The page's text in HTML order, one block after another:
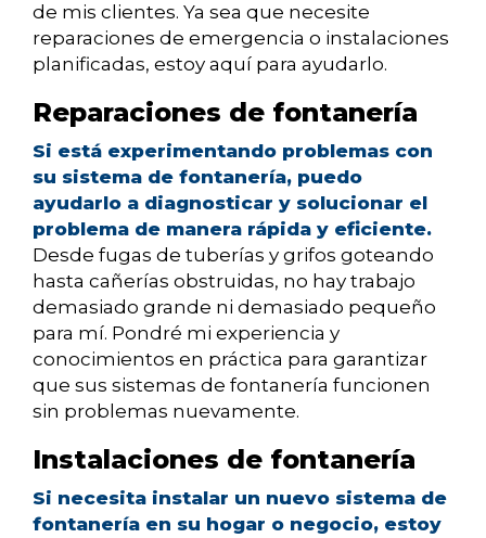
de mis clientes. Ya sea que necesite
reparaciones de emergencia o instalaciones
planificadas, estoy aquí para ayudarlo.
Reparaciones de fontanería
Si está experimentando problemas con
su sistema de fontanería, puedo
ayudarlo a diagnosticar y solucionar el
problema de manera rápida y eficiente.
Desde fugas de tuberías y grifos goteando
hasta cañerías obstruidas, no hay trabajo
demasiado grande ni demasiado pequeño
para mí. Pondré mi experiencia y
conocimientos en práctica para garantizar
que sus sistemas de fontanería funcionen
sin problemas nuevamente.
Instalaciones de fontanería
Si necesita instalar un nuevo sistema de
fontanería en su hogar o negocio, estoy